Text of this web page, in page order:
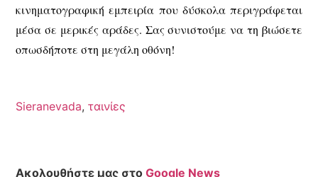
κινηματογραφική εμπειρία που δύσκολα περιγράφεται
μέσα σε μερικές αράδες. Σας συνιστούμε να τη βιώσετε
οπωσδήποτε στη μεγάλη οθόνη!
Sieranevada,ταινίες
Ακολουθήστε μας στοGoogle News